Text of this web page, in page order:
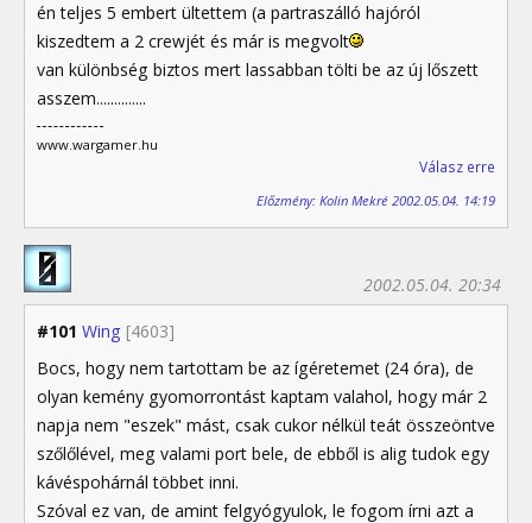
én teljes 5 embert ültettem (a partraszálló hajóról
kiszedtem a 2 crewjét és már is megvolt
van különbség biztos mert lassabban tölti be az új lőszett
asszem..............
www.wargamer.hu
Válasz erre
Előzmény: Kolin Mekré 2002.05.04. 14:19
#101 Wing [4603]
2002.05.04. 20:34
Bocs, hogy nem tartottam be az ígéretemet (24 óra), de
olyan kemény gyomorrontást kaptam valahol, hogy már 2
napja nem "eszek" mást, csak cukor nélkül teát összeöntve
szőlőlével, meg valami port bele, de ebből is alig tudok egy
kávéspohárnál többet inni.
Szóval ez van, de amint felgyógyulok, le fogom írni azt a